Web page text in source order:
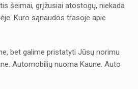
šeimai, grįžusiai atostogų, niekada
Kuro sąnaudos trasoje apie
bet galime pristatyti Jūsų norimu
Automobilių nuoma Kaune. Auto